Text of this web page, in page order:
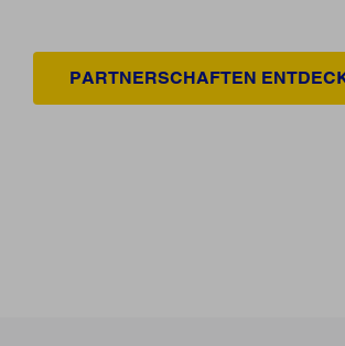
PARTNERSCHAFTEN